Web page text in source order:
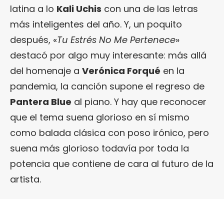
latina a lo Kali Uchis con una de las letras
más inteligentes del año. Y, un poquito
después, «Tu Estrés No Me Pertenece»
destacó por algo muy interesante: más allá
del homenaje a Verónica Forqué en la
pandemia, la canción supone el regreso de
Pantera Blue al piano. Y hay que reconocer
que el tema suena glorioso en sí mismo
como balada clásica con poso irónico, pero
suena más glorioso todavía por toda la
potencia que contiene de cara al futuro de la
artista.